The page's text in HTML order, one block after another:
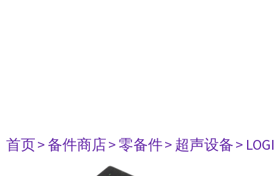
首页> 备件商店> 零备件> 超声设备>